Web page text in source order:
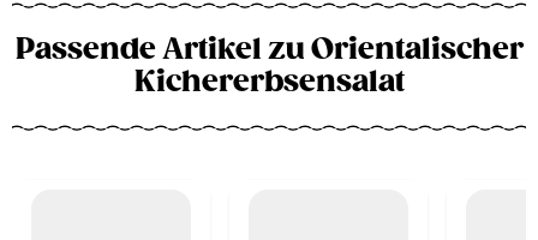
Passende Artikel zu Orientalischer
Kichererbsensalat